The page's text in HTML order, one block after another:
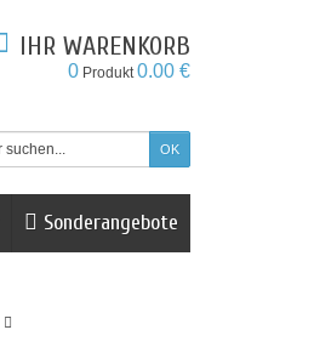
IHR WARENKORB
0 Produkt0.00 €
Sonderangebote